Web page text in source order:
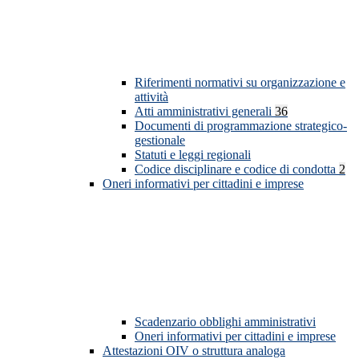
Riferimenti normativi su organizzazione e
attività
Atti amministrativi generali 36
Documenti di programmazione strategico-
gestionale
Statuti e leggi regionali
Codice disciplinare e codice di condotta 2
Oneri informativi per cittadini e imprese
Scadenzario obblighi amministrativi
Oneri informativi per cittadini e imprese
Attestazioni OIV o struttura analoga